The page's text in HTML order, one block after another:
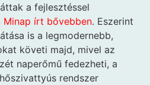
a fejlesztéssel
Minap írt bővebben. Eszerint
is a legmodernebb,
követi majd, mivel az
naperőmű fedezheti, a
rendszer